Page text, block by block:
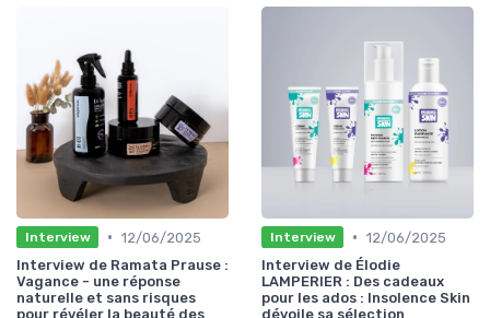
Interview • 12/06/2025
Interview de Ramata Prause :
Vagance - une réponse
naturelle et sans risques
pour révéler la beauté des
Interview • 12/06/2025
Interview de Élodie
LAMPERIER : Des cadeaux
pour les ados : Insolence Skin
dévoile sa sélection